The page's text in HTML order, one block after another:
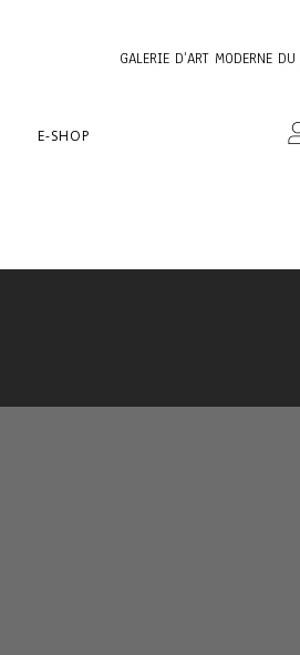
GALERIE D’ART MODERNE
E-SHOP